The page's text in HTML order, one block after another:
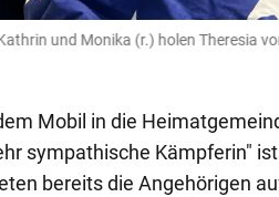
und Monika (r.) holen Theresia
Mobil in die
sympathische Kämpferin"
bereits die Angehörigen